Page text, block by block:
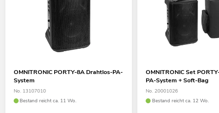
OMNITRONIC PORTY-8A Drahtlos-PA-
System
No. 13107010
Bestand reicht ca. 11 Wo.
OMNITRONIC Set
PA-System + Soft-Bag
No. 20001026
Bestand reicht ca. 12 Wo.